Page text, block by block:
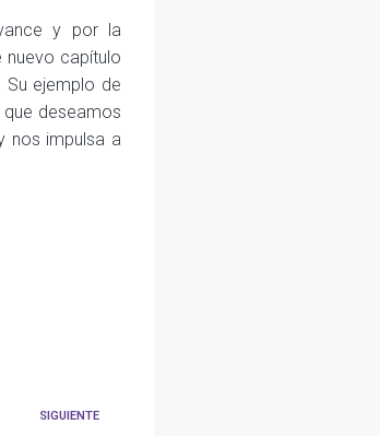
y por la
nuevo capítulo
ejemplo de
deseamos
nos impulsa a
SIGUIENTE